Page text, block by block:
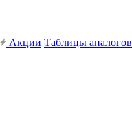
Акции Таблицы аналогов